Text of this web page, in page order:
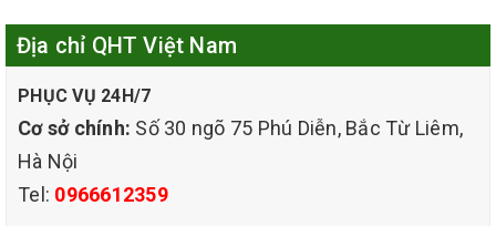
hiện đại, hóa chất đảm bảo chất lượng,Nếu khách hàng có dự
định giặt ghế sofa tại nhà do bị bẩn, ẩm mốc, hay bị thú cưng tè
Địa chỉ QHT Việt Nam
PHỤC VỤ 24H/7
Cơ sở chính: Số 30 ngõ 75 Phú Diễn, Bắc Từ Liêm,
Hà Nội
Tel: 0966612359